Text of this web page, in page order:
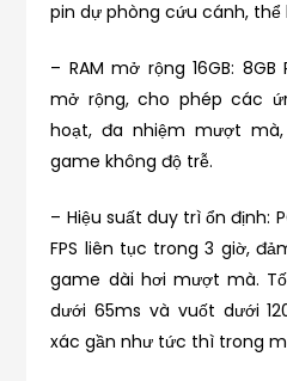
pin dự phòng cứu cánh, thể
– RAM mở rộng 16GB:
mở rộng, cho phép các
hoạt, đa nhiệm mượt
game không độ trễ.
– Hiệu suất duy trì ổn định:
FPS liên tục trong 3 giờ,
game dài hơi mượt mà.
dưới 65ms và vuốt dưới
xác gần như tức thì trong